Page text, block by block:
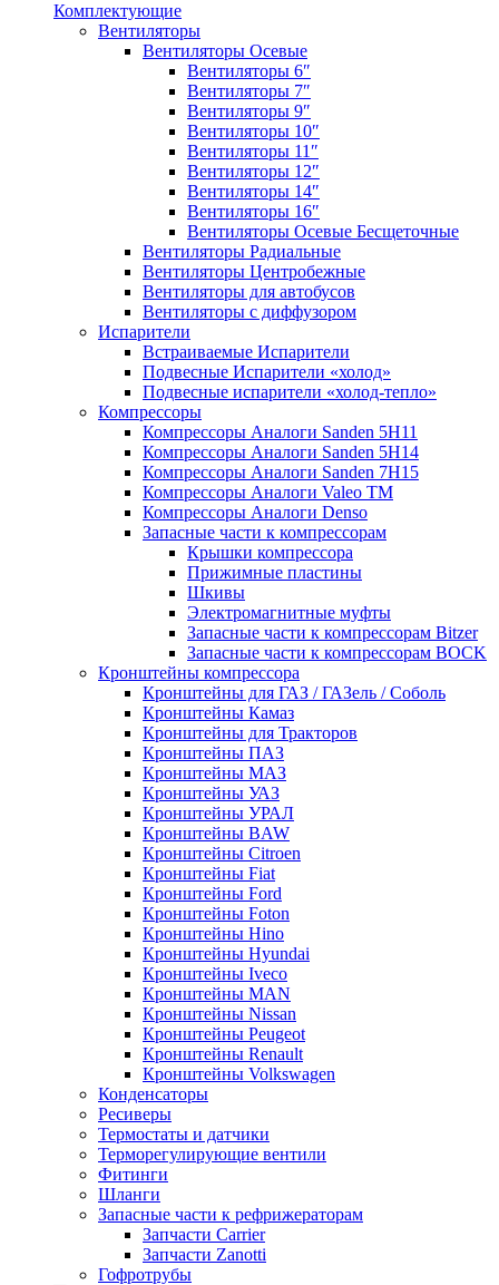
Комплектующие
Вентиляторы
Вентиляторы Осевые
Вентиляторы 6″
Вентиляторы 7″
Вентиляторы 9″
Вентиляторы 10″
Вентиляторы 11″
Вентиляторы 12″
Вентиляторы 14″
Вентиляторы 16″
Вентиляторы Осевые Бесщеточные
Вентиляторы Радиальные
Вентиляторы Центробежные
Вентиляторы для автобусов
Вентиляторы с диффузором
Испарители
Встраиваемые Испарители
Подвесные Испарители «холод»
Подвесные испарители «холод-тепло»
Компрессоры
Компрессоры Аналоги Sanden 5H11
Компрессоры Аналоги Sanden 5H14
Компрессоры Аналоги Sanden 7H15
Компрессоры Аналоги Valeo ТМ
Компрессоры Аналоги Denso
Запасные части к компрессорам
Крышки компрессора
Прижимные пластины
Шкивы
Электромагнитные муфты
Запасные части к компрессорам Bitzer
Запасные части к компрессорам BOCK
Кронштейны компрессора
Кронштейны для ГАЗ / ГАЗель / Соболь
Кронштейны Камаз
Кронштейны для Тракторов
Кронштейны ПАЗ
Кронштейны МАЗ
Кронштейны УАЗ
Кронштейны УРАЛ
Кронштейны BAW
Кронштейны Citroen
Кронштейны Fiat
Кронштейны Ford
Кронштейны Foton
Кронштейны Hino
Кронштейны Hyundai
Кронштейны Iveco
Кронштейны MAN
Кронштейны Nissan
Кронштейны Peugeot
Кронштейны Renault
Кронштейны Volkswagen
Конденсаторы
Ресиверы
Термостаты и датчики
Терморегулирующие вентили
Фитинги
Шланги
Запасные части к рефрижераторам
Запчасти Carrier
Запчасти Zanotti
Гофротрубы